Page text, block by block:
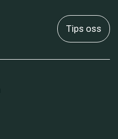
Tips oss